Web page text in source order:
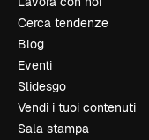
Cerca tendenze
Blog
Eventi
Slidesgo
Vendi i tuoi contenuti
Sala stampa